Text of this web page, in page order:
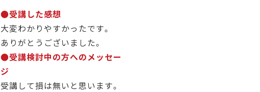
●受講した感想
大変わかりやすかったです。
ありがとうございました。
●受講検討中の方へのメッセー
ジ
受講して損は無いと思います。